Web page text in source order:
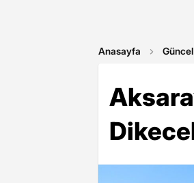
Anasayfa Güncel